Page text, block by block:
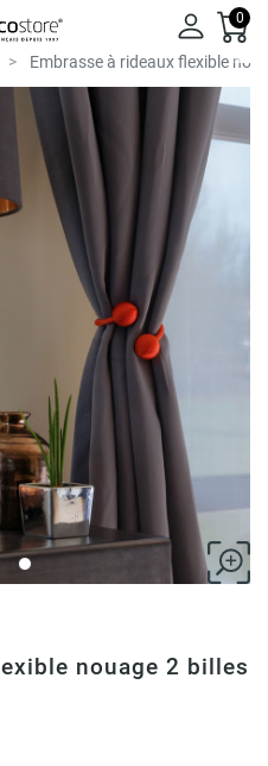
0
Embrasse à rideaux flexible
nouage 2 billes